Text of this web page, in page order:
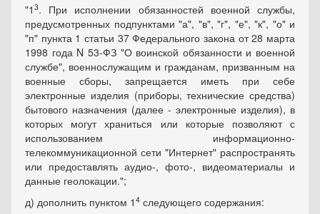
"1 3. При исполнении обязанностей военной службы,
предусмотренных подпунктами "а", "в", "г", "е", "к", "о" и
"п" пункта 1 статьи 37 Федерального закона от 28 марта
1998 года N 53-ФЗ "О воинской обязанности и военной
службе", военнослужащим и гражданам, призванным на
военные сборы, запрещается иметь при себе
электронные изделия (приборы, технические средства)
бытового назначения (далее - электронные изделия), в
которых могут храниться или которые позволяют с
использованием информационно-
телекоммуникационной сети "Интернет" распространять
или предоставлять аудио-, фото-, видеоматериалы и
данные геолокации.";
д) дополнить пунктом 1 4 следующего содержания: